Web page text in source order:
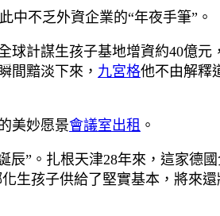
中不乏外資企業的“年夜手筆”。
球計謀生孩子基地增資約40億
間黯淡下來， 九宮格他不由解釋
美妙愿景會議室出租 。
”。扎根天津28年來，這家德
生孩子供給了堅實基本，將來